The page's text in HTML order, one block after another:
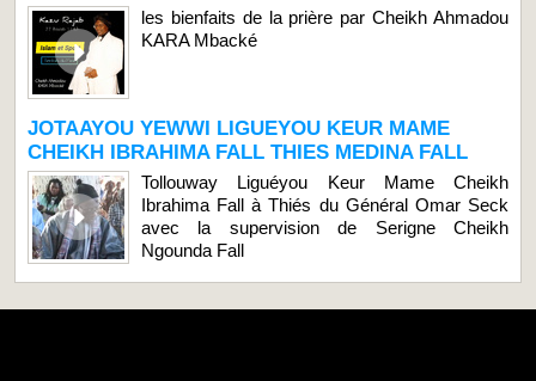
les bienfaits de la prière par Cheikh Ahmadou
KARA Mbacké
JOTAAYOU YEWWI LIGUEYOU KEUR MAME
CHEIKH IBRAHIMA FALL THIES MEDINA FALL
Tollouway Liguéyou Keur Mame Cheikh
Ibrahima Fall à Thiés du Général Omar Seck
avec la supervision de Serigne Cheikh
Ngounda Fall